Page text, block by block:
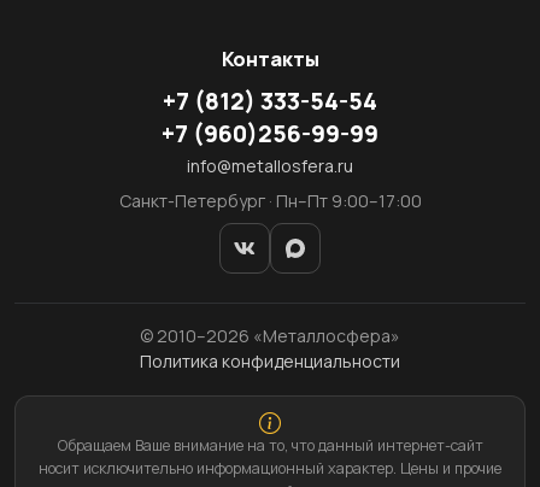
Контакты
+7 (812) 333-54-54
+7 (960)256-99-99
info@metallosfera.ru
Санкт-Петербург · Пн–Пт 9:00–17:00
© 2010–2026 «Металлосфера»
Политика конфиденциальности
Обращаем Ваше внимание на то, что данный интернет-сайт
носит исключительно информационный характер. Цены и прочие